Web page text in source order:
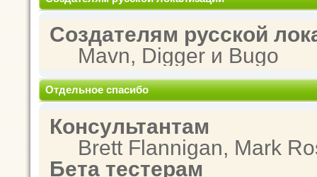
Создателям русской
Mavn, Digger и Bugo
Отдельное спасибо
Консультантам
Brett Flannigan, Mark
Бета тестерам